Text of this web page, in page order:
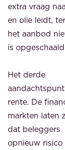
extra vraag
en olie leidt,
het aanbod
is
Het derde
rente. De
markten laten
dat beleggers
opnieuw risico